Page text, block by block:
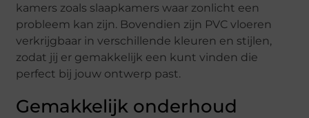
kamers zoals slaapkamers waar zonlicht een
probleem kan zijn. Bovendien zijn PVC vloeren
verkrijgbaar in verschillende kleuren en stijlen,
zodat jij er gemakkelijk een kunt vinden die
perfect bij jouw ontwerp past.
Gemakkelijk onderhoud